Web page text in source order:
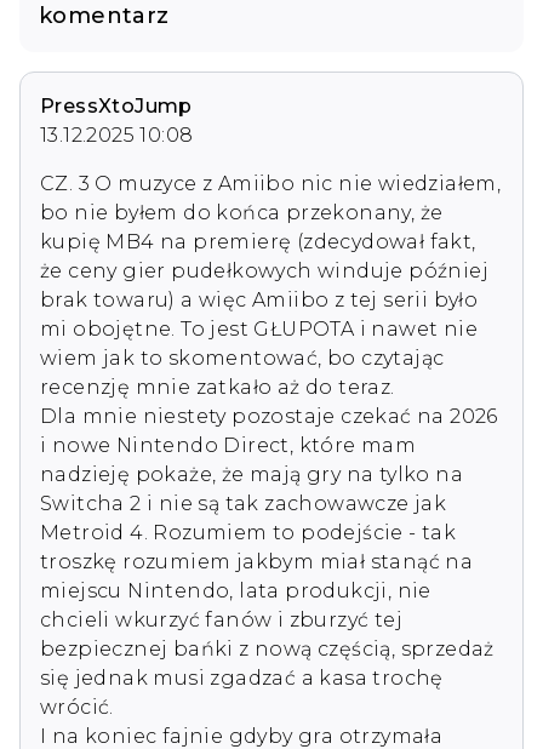
komentarz
PressXtoJump
13.12.2025 10:08
CZ. 3 O muzyce z Amiibo nic nie wiedziałem,
bo nie byłem do końca przekonany, że
kupię MB4 na premierę (zdecydował fakt,
że ceny gier pudełkowych winduje później
brak towaru) a więc Amiibo z tej serii było
mi obojętne. To jest GŁUPOTA i nawet nie
wiem jak to skomentować, bo czytając
recenzję mnie zatkało aż do teraz.
Dla mnie niestety pozostaje czekać na 2026
i nowe Nintendo Direct, które mam
nadzieję pokaże, że mają gry na tylko na
Switcha 2 i nie są tak zachowawcze jak
Metroid 4. Rozumiem to podejście - tak
troszkę rozumiem jakbym miał stanąć na
miejscu Nintendo, lata produkcji, nie
chcieli wkurzyć fanów i zburzyć tej
bezpiecznej bańki z nową częścią, sprzedaż
się jednak musi zgadzać a kasa trochę
wrócić.
I na koniec fajnie gdyby gra otrzymała